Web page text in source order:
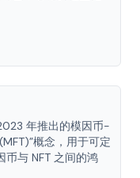
年推出的模因币-
概念，用于可定
币与 NFT 之间的鸿